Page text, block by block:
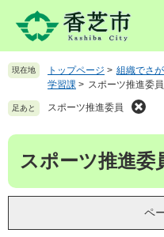
先
。
を
て
へ
現在地 トップページ > 組織でさ
学習課 > スポーツ推進委員
足あと スポーツ推進委員
本
スポーツ推進委
ペ